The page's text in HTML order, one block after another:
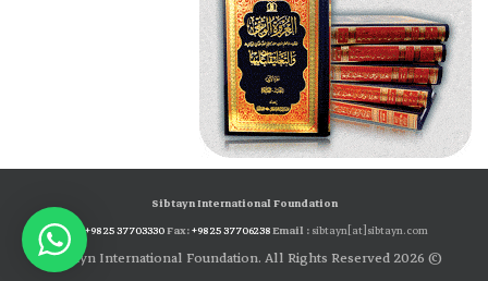
Sibtayn International Foundation
Tel:
+98 25 37703330Fax:+98 25 37706238Email :sibtayn[at]sibtayn.com
© 2026 Sibtayn International Foundation. All Rights Reserved.